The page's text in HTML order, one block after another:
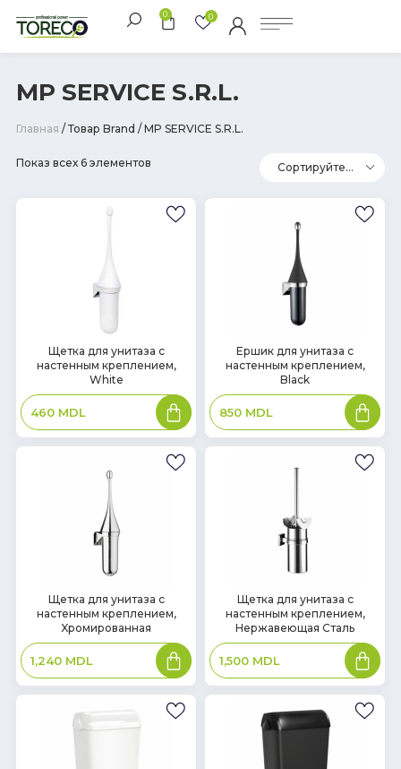
0 0
MP SERVICE S.R.L.
Главная / Товар Brand / MP SERVICE S.R.L.
Показ всех 6 элементов
наличии
Щетка для унитаза с
настенным креплением,
White
460 MDL
В
корзину
наличии
Ершик для унитаза с
настенным креплением,
Black
850 MDL
В
корзину
наличии
Щетка для унитаза с
настенным креплением,
Xромированная
1,240 MDL
В
корзину
наличии
Щетка для унитаза с
настенным креплением,
Нержавеющая Сталь
1,500 MDL
В
корзину